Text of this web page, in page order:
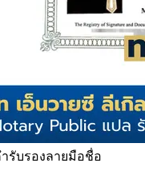
รับรองลายมือชื่อ